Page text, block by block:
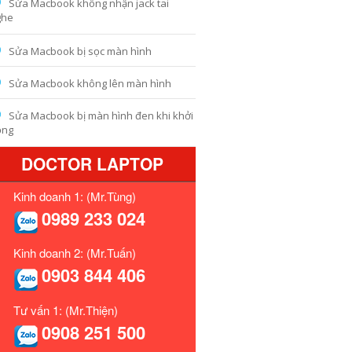
Sửa Macbook không nhận jack tai
Sửa Macbook bị sọc màn hình
Sửa Macbook không lên màn hình
Sửa Macbook bị màn hình đen khi khởi
DOCTOR LAPTOP
Kinh doanh 1: (Mr.Tùng)
0989 233 024
Kinh doanh 2: (Mr.Tuấn)
0903 844 406
Tư vấn 1: (Mr.Thiện)
0908 251 500